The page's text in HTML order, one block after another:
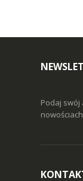
Podaj swój